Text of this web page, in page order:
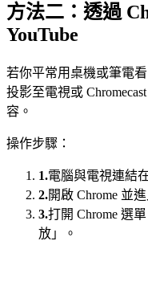
方法二：透過
YouTube
若你平常用桌機或筆電看
投影至電視或
容。
操作步驟：
1.電腦與電視連結
2.開啟 Chrome 並
3.打開 Chrome 選
放」。